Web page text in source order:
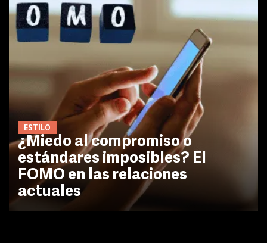
ESTILO
¿Miedo al compromiso o
estándares imposibles? El
FOMO en las relaciones
actuales